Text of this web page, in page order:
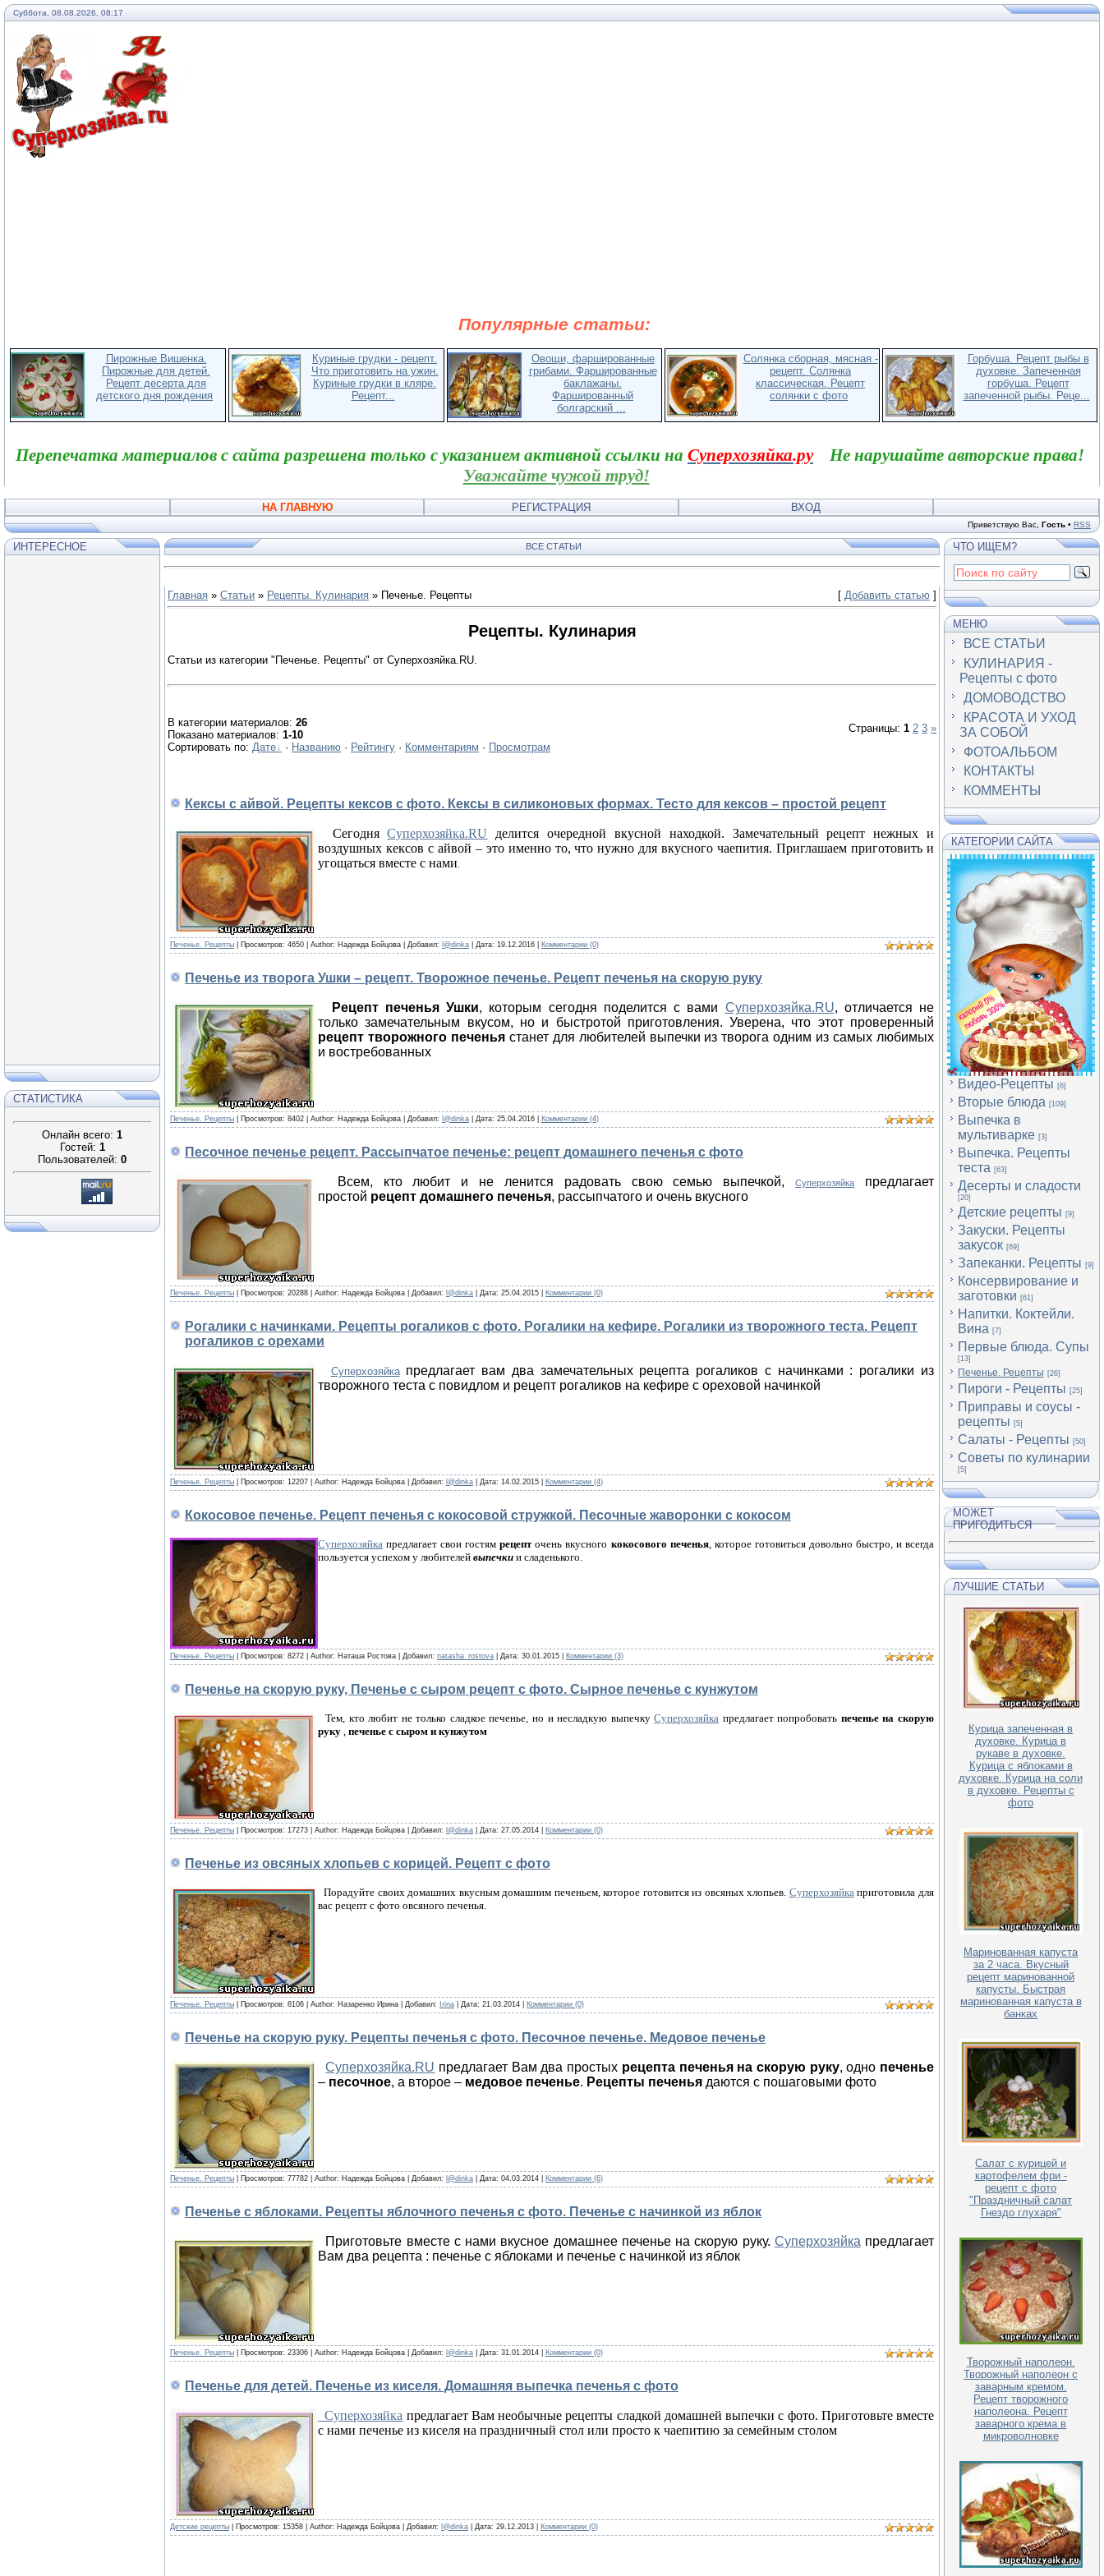
Суббота, 08.08.2026, 08:17
Популярные статьи:
Пирожные Вишенка.
Пирожные для детей.
Рецепт десерта для
детского дня рождения
Куриные грудки - рецепт.
Что приготовить на ужин.
Куриные грудки в кляре.
Рецепт...
Овощи, фаршированные
грибами. Фаршированные
баклажаны.
Фаршированный
болгарский ...
Солянка сборная, мясная -
рецепт. Солянка
классическая. Рецепт
солянки с фото
Горбуша. Рецепт рыбы в
духовке. Запеченная
горбуша. Рецепт
запеченной рыбы. Реце...
Перепечатка материалов с сайта разрешена только с указанием активной ссылки на Суперхозяйка.руНе нарушайте авторские права!
Уважайте чужой труд!
НА ГЛАВНУЮ РЕГИСТРАЦИЯ ВХОД
Приветствую Вас Гость • RSS
ИНТЕРЕСНОЕ
СТАТИСТИКА
Онлайн всего: 1
Гостей: 1
Пользователей: 0
ВСЕ СТАТЬИ
Главная » Статьи » Рецепты. Кулинария » Печенье. Рецепты [ Добавить статью ]
Рецепты. Кулинария
Статьи из категории "Печенье. Рецепты" от Суперхозяйка.RU.
В категории материалов: 26
Показано материалов: 1-10
Страницы: 1 2 3 »
Сортировать по: Дате · Названию · Рейтингу · Комментариям · Просмотрам
Кексы с айвой. Рецепты кексов с фото. Кексы в силиконовых формах. Тесто для кексов – простой рецепт
СегодняСуперхозяйка.RU делится очередной вкусной находкой. Замечательный рецепт нежных и
воздушных кексов с айвой – это именно то, что нужно для вкусного чаепития. Приглашаем приготовить и
угощаться вместе с нами.
Печенье. Рецепты Просмотров: 4650 Author: Надежда Бойцова Добавил: l@dinka Дата: 19.12.2016 Комментарии (0)
Печенье из творога Ушки – рецепт. Творожное печенье. Рецепт печенья на скорую руку
Рецепт печенья Ушки, которым сегодня поделится с вами Суперхозяйка.RU, отличается не
только замечательным вкусом, но и быстротой приготовления. Уверена, что этот проверенный
рецепт творожного печеньястанет для любителей выпечки из творога одним из самых любимых
и востребованных
Печенье. Рецепты Просмотров: 8402 Author: Надежда Бойцова Добавил: l@dinka Дата: 25.04.2016 Комментарии (4)
Песочное печенье рецепт. Рассыпчатое печенье: рецепт домашнего печенья с фото
Всем, кто любит и не ленится радовать свою семью выпечкой,Суперхозяйка
предлагает
простой рецепт домашнего печенья, рассыпчатого и очень вкусного
Печенье. Рецепты Просмотров: 20288 Author: Надежда Бойцова Добавил: l@dinka Дата: 25.04.2015 Комментарии (0)
Рогалики с начинками. Рецепты рогаликов с фото. Рогалики на кефире. Рогалики из творожного теста. Рецепт
рогаликов с орехами
Суперхозяйкапредлагает вам два замечательных рецепта рогаликов с начинками : рогалики из
творожного теста с повидлом и рецепт рогаликов на кефире с ореховой начинкой
Печенье. Рецепты Просмотров: 12207 Author: Надежда Бойцова Добавил: l@dinka Дата: 14.02.2015 Комментарии (4)
Кокосовое печенье. Рецепт печенья с кокосовой стружкой. Песочные жаворонки с кокосом
Суперхозяйка предлагает свои гостямрецепточень вкусного кокосового печенья, которое готовиться довольно быстро, и всегда
пользуется успехом у любителей выпечки и сладенького.
Печенье. Рецепты Просмотров: 8272 Author: Наташа Ростова Добавил: natasha_rostova Дата: 30.01.2015 Комментарии (3)
Печенье на скорую руку, Печенье с сыром рецепт с фото. Сырное печенье с кунжутом
Тем, кто любит не только сладкое печенье, но и несладкую выпечкуСуперхозяйка предлагает попробовать печенье на скорую
руку , печенье с сыром и кунжутом
Печенье. Рецепты Просмотров: 17273 Author: Надежда Бойцова Добавил: l@dinka Дата: 27.05.2014 Комментарии (0)
Печенье из овсяных хлопьев с корицей. Рецепт с фото
Порадуйте своих домашних вкусным домашним печеньем, которое готовится из овсяных хлопьев. Суперхозяйкаприготовила для
вас рецепт с фото овсяного печенья.
Печенье. Рецепты Просмотров: 8106 Author: Назаренко Ирина Добавил: Irina Дата: 21.03.2014 Комментарии (0)
Печенье на скорую руку. Рецепты печенья с фото. Песочное печенье. Медовое печенье
Суперхозяйка.RU предлагает Вам два простых рецепта печенья на скорую руку, одно печенье
– песочное, а второе – медовое печенье. Рецепты печенья даются с пошаговыми фото
Печенье. Рецепты Просмотров: 77782 Author: Надежда Бойцова Добавил: l@dinka Дата: 04.03.2014 Комментарии (6)
Печенье с яблоками. Рецепты яблочного печенья с фото. Печенье с начинкой из яблок
Приготовьте вместе с нами вкусное домашнее печенье на скорую руку. Суперхозяйка предлагает
Вам два рецепта : печенье с яблоками и печенье с начинкой из яблок
Печенье. Рецепты Просмотров: 23306 Author: Надежда Бойцова Добавил: l@dinka Дата: 31.01.2014 Комментарии (0)
Печенье для детей. Печенье из киселя. Домашняя выпечка печенья с фото
Суперхозяйка предлагает Вам необычные рецепты сладкой домашней выпечки с фото. Приготовьте вместе
с нами печенье из киселя на праздничный стол или просто к чаепитию за семейным столом
Детские рецепты Просмотров: 15358 Author: Надежда Бойцова Добавил: l@dinka Дата: 29.12.2013 Комментарии (0)
ЧТО ИЩЕМ?
МЕНЮ
ВСЕ СТАТЬИ
КУЛИНАРИЯ -
Рецепты с фото
ДОМОВОДСТВО
КРАСОТА И УХОД
ЗА СОБОЙ
ФОТОАЛЬБОМ
КОНТАКТЫ
КОММЕНТЫ
КАТЕГОРИИ САЙТА
Видео-Рецепты [6]
Вторые блюда [109]
Выпечка в
мультиварке [3]
Выпечка. Рецепты
теста [63]
Десерты и сладости
[20]
Детские рецепты [9]
Закуски. Рецепты
закусок [69]
Запеканки. Рецепты [9]
Консервирование и
заготовки [61]
Напитки. Коктейли.
Вина [7]
Первые блюда. Супы
[13]
Печенье. Рецепты [26]
Пироги - Рецепты [25]
Приправы и соусы -
рецепты [5]
Салаты - Рецепты [50]
Советы по кулинарии
[5]
МОЖЕТ
ПРИГОДИТЬСЯ
ЛУЧШИЕ СТАТЬИ
Курица запеченная в
духовке. Курица в
рукаве в духовке.
Курица с яблоками в
духовке. Курица на соли
в духовке. Рецепты с
фото
Маринованная капуста
за 2 часа. Вкусный
рецепт маринованной
капусты. Быстрая
маринованная капуста в
банках
Салат с курицей и
картофелем фри -
рецепт с фото
"Праздничный салат
Гнездо глухаря"
Творожный наполеон.
Творожный наполеон с
заварным кремом.
Рецепт творожного
наполеона. Рецепт
заварного крема в
микроволновке